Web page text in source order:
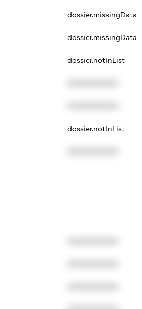
dossier.missingData
dossier.missingData
dossier.notInList
dossier.notInList